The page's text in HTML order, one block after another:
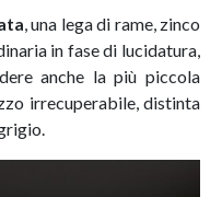
, una lega di rame, zinco
in fase di lucidatura,
anche la più piccola
irrecuperabile, distinta